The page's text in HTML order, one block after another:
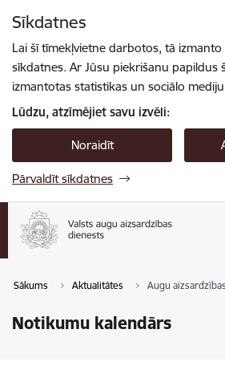
Sīkdatnes
Lai šī tīmekļvietne darbotos, tā
sīkdatnes. Ar Jūsu piekrišanu papildus
izmantotas statistikas un sociālo
Lūdzu, atzīmējiet savu izvēli:
Noraidīt
Pārvaldīt sīkdatnes
Sākums Aktualitātes Augu
Notikumu kalendārs